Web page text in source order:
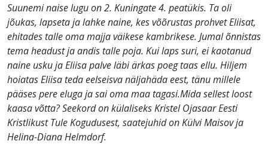
Suunemi naise lugu on 2. Kuningate 4. peatükis. Ta oli
jõukas, lapseta ja lahke naine, kes võõrustas prohvet Eliisat,
ehitades talle oma majja väikese kambrikese. Jumal õnnistas
tema headust ja andis talle poja. Kui laps suri, ei kaotanud
naine usku ja Eliisa palve läbi ärkas poeg taas ellu. Hiljem
hoiatas Eliisa teda eelseisva näljahäda eest, tänu millele
pääses pere eluga ja sai oma maa tagasi.Mida sellest loost
kaasa võtta? Seekord on külaliseks Kristel Ojasaar Eesti
Kristlikust Tule Kogudusest, saatejuhid on Külvi Maisov ja
Helina-Diana Helmdorf.